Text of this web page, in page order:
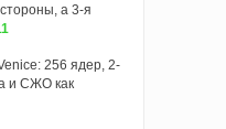
а 3-я
256 ядер, 2-
и СЖО как